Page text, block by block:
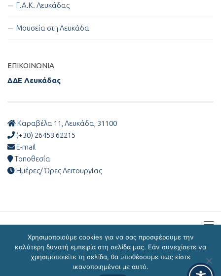
Γ.Α.Κ. Λευκάδας
Μουσεία στη Λευκάδα
ΕΠΙΚΟΙΝΩΝΊΑ
ΔΔΕ Λευκάδας
Καραβέλα 11, Λευκάδα, 31100
(+30) 26453 62215
E-mail
Τοποθεσία
Ημέρες/ Ώρες Λειτουργίας
ΔΔΕ Λευκάδας © 2026
Χρησιμοποιούμε cookies για να σας προσφέρουμε την
καλύτερη δυνατή εμπειρία στη σελίδα μας. Εάν συνεχίσετε να
χρησιμοποιείτε τη σελίδα, θα υποθέσουμε πως είστε
ικανοποιημένοι με αυτό.